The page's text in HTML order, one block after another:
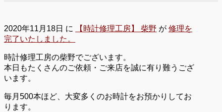
2020年11月18日 に 【時計修理工房】 柴野 が 修理を
完了いたしました。
時計修理工房の柴野でございます。
本日もたくさんのご依頼・ご来店を誠に有り難うござ
います。
毎月500本ほど、大変多くのお時計をお預かりしてお
ります。